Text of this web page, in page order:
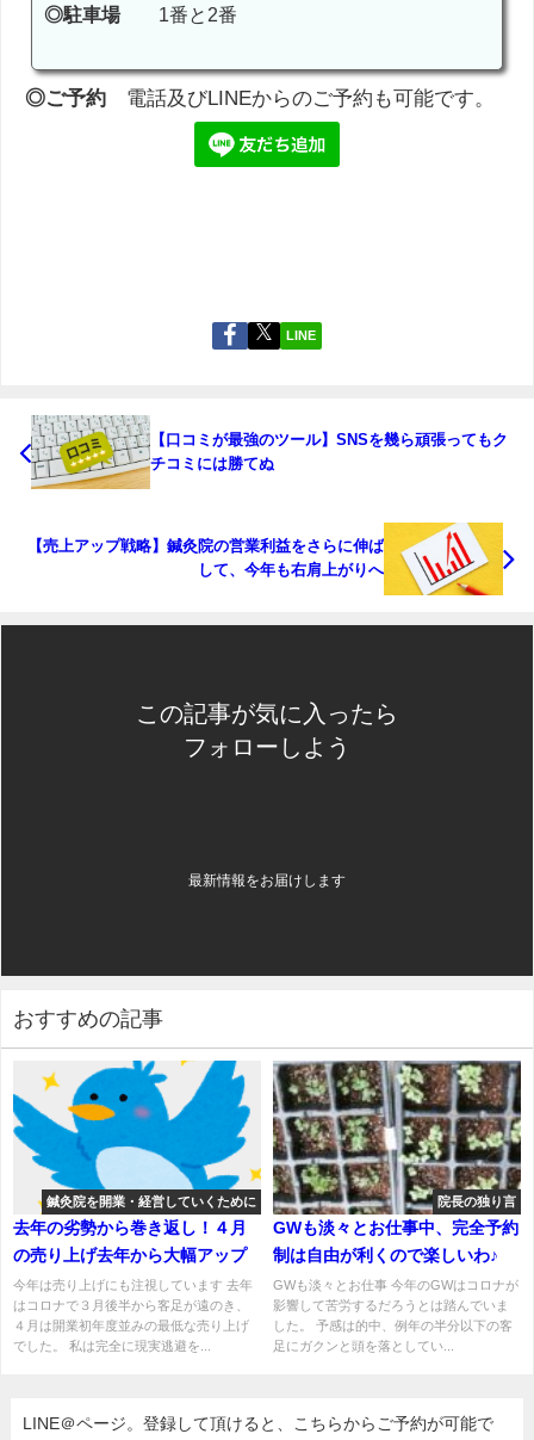
◎駐車場1番と2番
◎ご予約 電話及びLINEからのご予約も可能です。
LINE
【口コミが最強のツール】SNSを幾ら頑張ってもク
チコミには勝てぬ
【売上アップ戦略】鍼灸院の営業利益をさらに伸ば
して、今年も右肩上がりへ
この記事が気に入ったら
フォローしよう
最新情報をお届けします
おすすめの記事
鍼灸院を開業・経営していくために
去年の劣勢から巻き返し！４月
の売り上げ去年から大幅アップ
今年は売り上げにも注視しています 去年
はコロナで３月後半から客足が遠のき、
４月は開業初年度並みの最低な売り上げ
でした。 私は完全に現実逃避を...
院長の独り言
GWも淡々とお仕事中、完全予約
制は自由が利くので楽しいわ♪
GWも淡々とお仕事 今年のGWはコロナが
影響して苦労するだろうとは踏んでいま
した。 予感は的中、例年の半分以下の客
足にガクンと頭を落としてい...
LINE＠ページ。登録して頂けると、こちらからご予約が可能で